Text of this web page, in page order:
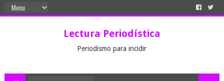
Lectura Periodística
Periodismo para incidir